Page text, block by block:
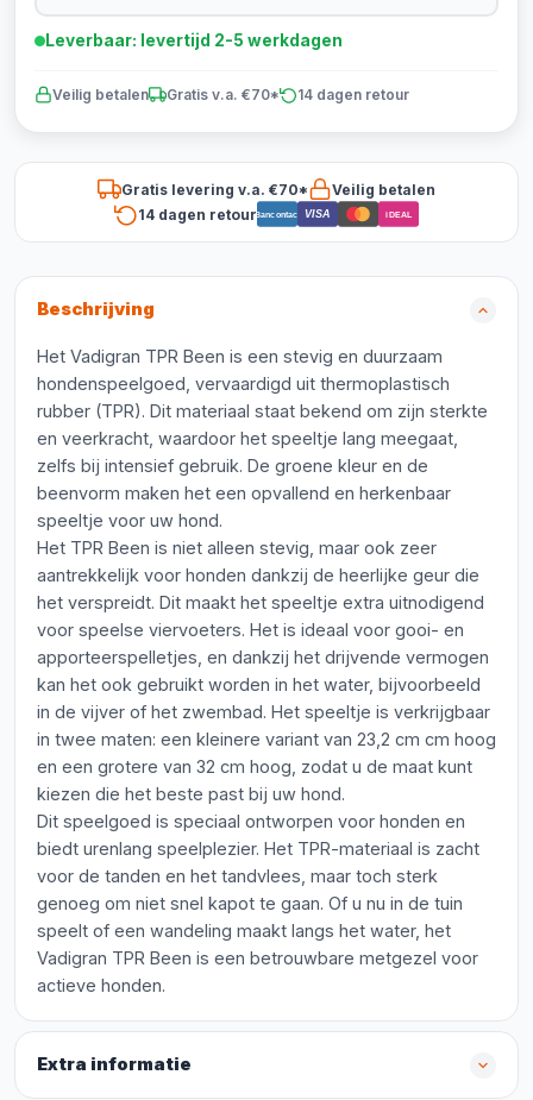
Leverbaar: levertijd 2-5 werkdagen
Veilig betalen Gratis v.a. €70* 14 dagen retour
Gratis levering v.a. €70*
Veilig betalen
14 dagen retourBancontact VISA iDEAL
Beschrijving
Het Vadigran TPR Been is een stevig en duurzaam
hondenspeelgoed, vervaardigd uit thermoplastisch
rubber (TPR). Dit materiaal staat bekend om zijn sterkte
en veerkracht, waardoor het speeltje lang meegaat,
zelfs bij intensief gebruik. De groene kleur en de
beenvorm maken het een opvallend en herkenbaar
speeltje voor uw hond.
Het TPR Been is niet alleen stevig, maar ook zeer
aantrekkelijk voor honden dankzij de heerlijke geur die
het verspreidt. Dit maakt het speeltje extra uitnodigend
voor speelse viervoeters. Het is ideaal voor gooi- en
apporteerspelletjes, en dankzij het drijvende vermogen
kan het ook gebruikt worden in het water, bijvoorbeeld
in de vijver of het zwembad. Het speeltje is verkrijgbaar
in twee maten: een kleinere variant van 23,2 cm cm hoog
en een grotere van 32 cm hoog, zodat u de maat kunt
kiezen die het beste past bij uw hond.
Dit speelgoed is speciaal ontworpen voor honden en
biedt urenlang speelplezier. Het TPR-materiaal is zacht
voor de tanden en het tandvlees, maar toch sterk
genoeg om niet snel kapot te gaan. Of u nu in de tuin
speelt of een wandeling maakt langs het water, het
Vadigran TPR Been is een betrouwbare metgezel voor
actieve honden.
Extra informatie